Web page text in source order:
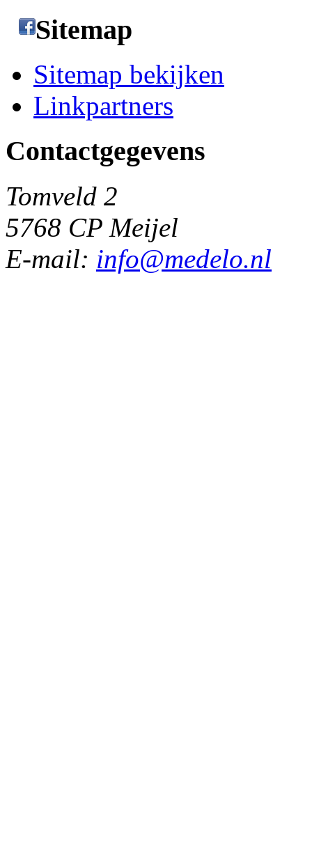
Sitemap
Sitemap bekijken
Linkpartners
Contactgegevens
Tomveld 2
5768 CP Meijel
E-mail: info@medelo.nl